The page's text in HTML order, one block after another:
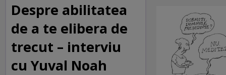
Despre abilitatea
de a te elibera de
trecut – interviu
cu Yuval Noah